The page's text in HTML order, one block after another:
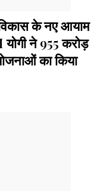
के नए आयाम
ने 955 करोड़
का किया